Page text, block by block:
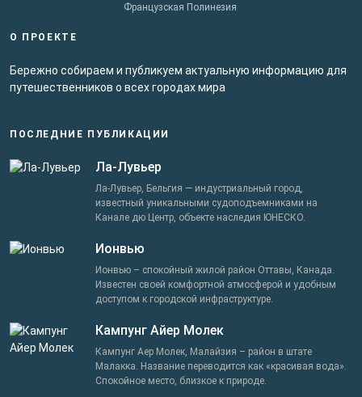
Французская Полинезия
О ПРОЕКТЕ
Бережно собираем и публикуем актуальную информацию для
путешественников о всех городах мира
ПОСЛЕДНИЕ ПУБЛИКАЦИИ
Ла-Лувьер
Ла-Лувьер, Бельгия — индустриальный город,
известный уникальными судоподъемниками на
Канале дю Центр, объекте наследия ЮНЕСКО.
Ионвью
Ионвью – спокойный жилой район Оттавы, Канада.
Известен своей комфортной атмосферой и удобным
доступом к городской инфраструктуре.
Кампунг Айер Молек
Кампунг Аер Молек, Малайзия – район в штате
Малакка. Название переводится как «красивая вода».
Спокойное место, близкое к природе.